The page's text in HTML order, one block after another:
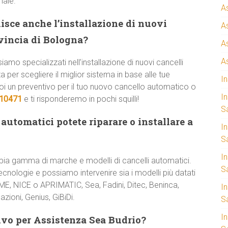
anche l’installazione di nuovi
di Bologna?
specializzati nell’installazione di nuovi cancelli
scegliere il miglior sistema in base alle tue
un preventivo per il tuo nuovo cancello automatico o
e ti risponderemo in pochi squilli!
potete riparare o installare a
gamma di marche e modelli di cancelli automatici.
e possiamo intervenire sia i modelli più datati
NICE o APRIMATIC, Sea, Fadini, Ditec, Beninca,
Genius, GiBiDi.
per Assistenza Sea Budrio?